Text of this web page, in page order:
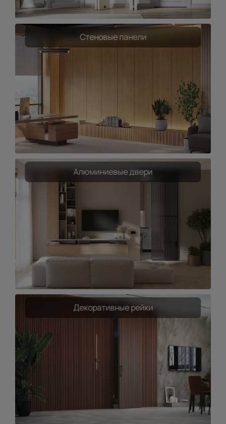
Стеновые панели
Алюминиевые двери
Декоративные рейки